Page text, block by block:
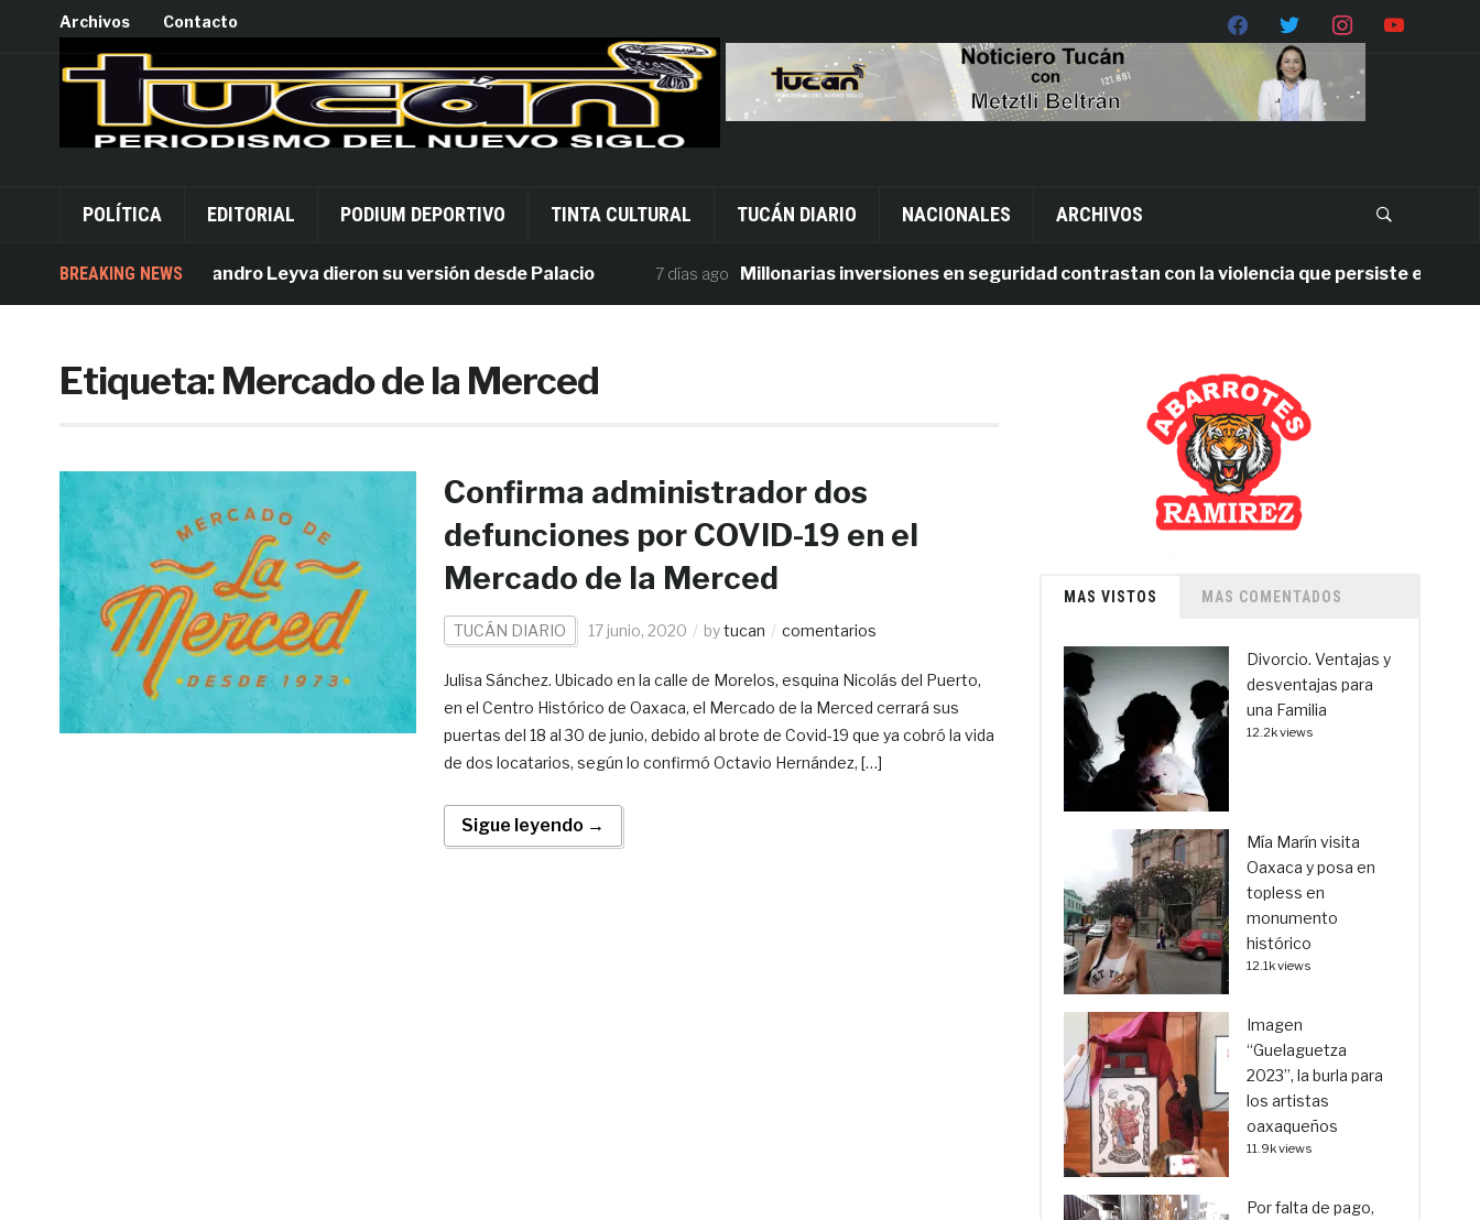
Archivos Contacto
POLÍTICA EDITORIAL PODIUM DEPORTIVO TINTA CULTURAL TUCÁN DIARIO NACIONALES ARCHIVOS
BREAKING NEWS
Acusados por Alejandro Leyva dieron su versión desde Palacio 7 días ago Millonarias inversiones en seguridad contrastan con la violencia que persiste en Oaxaca
Etiqueta:Mercado de la Merced
Confirma administrador dos
defunciones por COVID-19 en el
Mercado de la Merced
TUCÁN DIARIO 17 junio, 2020 bytucan comentarios
Julisa Sánchez. Ubicado en la calle de Morelos, esquina Nicolás del Puerto,
en el Centro Histórico de Oaxaca, el Mercado de la Merced cerrará sus
puertas del 18 al 30 de junio, debido al brote de Covid-19 que ya cobró la vida
de dos locatarios, según lo confirmó Octavio Hernández, […]
Sigue leyendo →
MAS VISTOS MAS COMENTADOS
Divorcio. Ventajas y
desventajas para
una Familia
12.2k views
Mía Marín visita
Oaxaca y posa en
topless en
monumento
histórico
12.1k views
Imagen
“Guelaguetza
2023”, la burla para
los artistas
oaxaqueños
11.9k views
Por falta de pago,